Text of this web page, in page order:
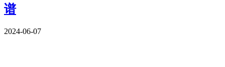
谱
2024-06-07